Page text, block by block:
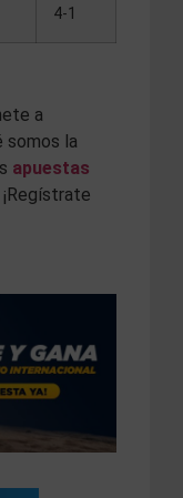
4-1
a
somos la
apuestas
¡Regístrate